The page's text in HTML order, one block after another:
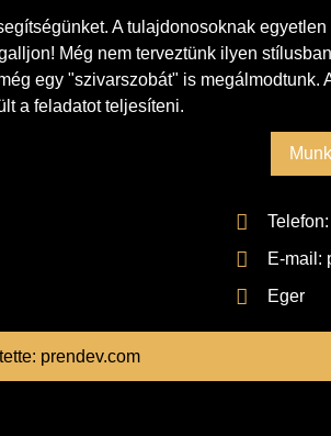
A tulajdonosoknak egyetlen
Még nem terveztünk ilyen
egy "szivarszobát" is megálmodtunk.
a feladatot teljesíteni.
E-mail:
Eger
prendev.com